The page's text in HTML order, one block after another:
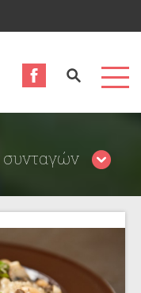
συνταγών
επιλέγοντας